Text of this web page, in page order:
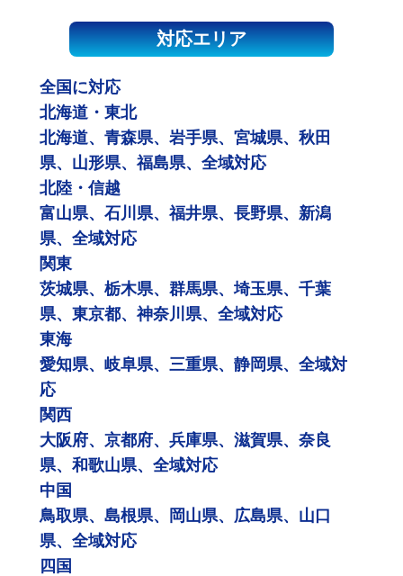
対応エリア
全国に対応
北海道・東北
北海道、青森県、岩手県、宮城県、秋田
県、山形県、福島県、全域対応
北陸・信越
富山県、石川県、福井県、長野県、新潟
県、全域対応
関東
茨城県、栃木県、群馬県、埼玉県、千葉
県、東京都、神奈川県、全域対応
東海
愛知県、岐阜県、三重県、静岡県、全域対
応
関西
大阪府、京都府、兵庫県、滋賀県、奈良
県、和歌山県、全域対応
中国
鳥取県、島根県、岡山県、広島県、山口
県、全域対応
四国